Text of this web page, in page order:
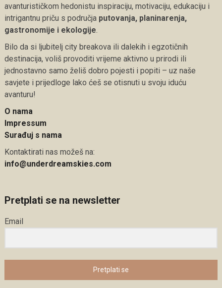
avanturističkom hedonistu inspiraciju, motivaciju, edukaciju i
intrigantnu priču s područja putovanja, planinarenja,
gastronomije i ekologije.
Bilo da si ljubitelj city breakova ili dalekih i egzotičnih
destinacija, voliš provoditi vrijeme aktivno u prirodi ili
jednostavno samo želiš dobro pojesti i popiti – uz naše
savjete i prijedloge lako ćeš se otisnuti u svoju iduću
avanturu!
O nama
Impressum
Surađuj s nama
Kontaktirati nas možeš na:
info@underdreamskies.com
Pretplati se na newsletter
Email
Pretplati se